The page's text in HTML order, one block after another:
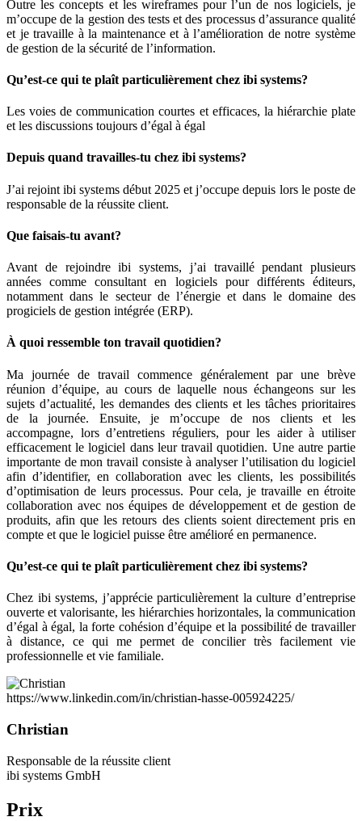
Outre les concepts et les wireframes pour l’un de nos logiciels, je
m’occupe de la gestion des tests et des processus d’assurance qualité
et je travaille à la maintenance et à l’amélioration de notre système
de gestion de la sécurité de l’information.
Qu’est-ce qui te plaît particulièrement chez ibi systems?
Les voies de communication courtes et efficaces, la hiérarchie plate
et les discussions toujours d’égal à égal
Depuis quand travailles-tu chez ibi systems?
J’ai rejoint ibi systems début 2025 et j’occupe depuis lors le poste de
responsable de la réussite client.
Que faisais-tu avant?
Avant de rejoindre ibi systems, j’ai travaillé pendant plusieurs
années comme consultant en logiciels pour différents éditeurs,
notamment dans le secteur de l’énergie et dans le domaine des
progiciels de gestion intégrée (ERP).
À quoi ressemble ton travail quotidien?
Ma journée de travail commence généralement par une brève
réunion d’équipe, au cours de laquelle nous échangeons sur les
sujets d’actualité, les demandes des clients et les tâches prioritaires
de la journée. Ensuite, je m’occupe de nos clients et les
accompagne, lors d’entretiens réguliers, pour les aider à utiliser
efficacement le logiciel dans leur travail quotidien. Une autre partie
importante de mon travail consiste à analyser l’utilisation du logiciel
afin d’identifier, en collaboration avec les clients, les possibilités
d’optimisation de leurs processus. Pour cela, je travaille en étroite
collaboration avec nos équipes de développement et de gestion de
produits, afin que les retours des clients soient directement pris en
compte et que le logiciel puisse être amélioré en permanence.
Qu’est-ce qui te plaît particulièrement chez ibi systems?
Chez ibi systems, j’apprécie particulièrement la culture d’entreprise
ouverte et valorisante, les hiérarchies horizontales, la communication
d’égal à égal, la forte cohésion d’équipe et la possibilité de travailler
à distance, ce qui me permet de concilier très facilement vie
professionnelle et vie familiale.
https://www.linkedin.com/in/christian-hasse-005924225/
Christian
Responsable de la réussite client
ibi systems GmbH
Prix